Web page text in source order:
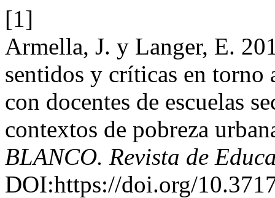
[1]
Armella, J. y Langer, E.
sentidos y críticas en
con docentes de escuelas
contextos de pobreza
BLANCO. Revista de
DOI:https://doi.org/